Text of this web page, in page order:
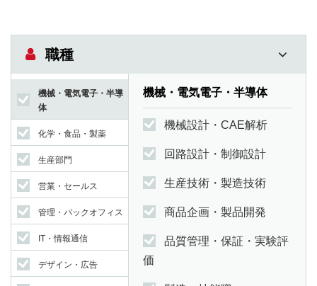
職種
機械・電気電子・半導
体
化学・食品・製薬
生産部門
営業・セールス
管理・バックオフィス
IT・情報通信
デザイン・広告
機械・電気電子・半導体
機械設計・CAE解析
回路設計・制御設計
生産技術・製造技術
商品企画・製品開発
品質管理・保証・実験評
価